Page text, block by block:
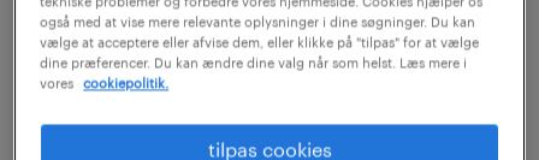
postafdelingen, og en deltidsmedarbejder
arbejdede med virksomhedens EDB.
I dag ser verdenen ganske anderledes ud.
også med at vise mere relevante oplysninger i dine søgninger. Du kan
vælge at acceptere eller afvise dem, eller klikke på "tilpas" for at vælge
dine præferencer. Du kan ændre dine valg når som helst. Læs mere i
vores
cookiepolitik.
tilpas cookies